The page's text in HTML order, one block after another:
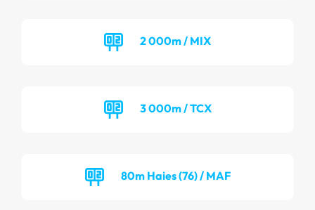
2 000m / MIX
3 000m / TCX
80m Haies (76) / MAF